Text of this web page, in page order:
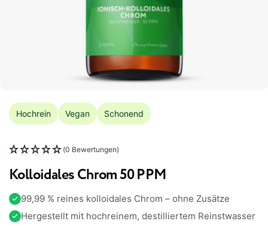
Hochrein Vegan Schonend
(0 Bewertungen)
Kolloidales Chrom 50 PPM
99,99 % reines kolloidales Chrom – ohne Zusätze
Hergestellt mit hochreinem, destilliertem Reinstwasser